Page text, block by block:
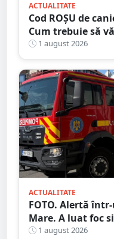
ACTUALITATE
Cod ROȘU de
Cum trebuie să
1 august 2026
ACTUALITATE
FOTO. Alertă
Mare. A luat foc
gazelor
1 august 2026